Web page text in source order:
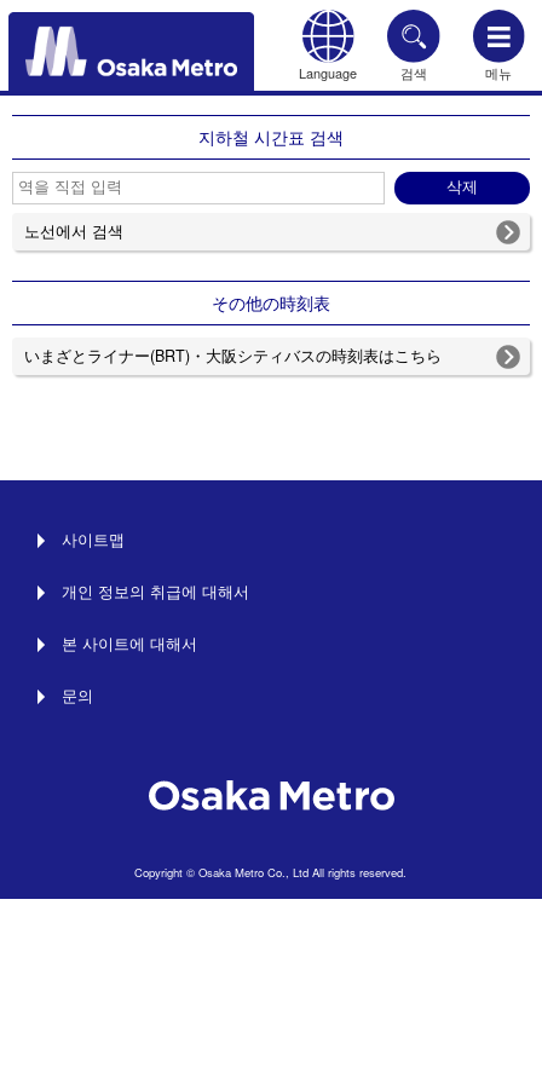
Language 검색 메뉴
HOME
지하철 시간표 검색
노선에서 검색
その他の時刻表
いまざとライナー(BRT)・大阪シティバスの時刻表はこちら
사이트맵
개인 정보의 취급에 대해서
본 사이트에 대해서
문의
Copyright © Osaka Metro Co., Ltd All rights reserved.